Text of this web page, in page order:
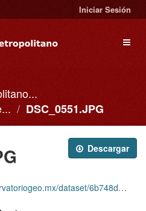
Iniciar Sesión
DSC_0551.JPG
Descargar
9b3adfc6a668/resource/51a63218-10cc-42a0-adac-d34bec7f11de/download/dsc_0551.jpg